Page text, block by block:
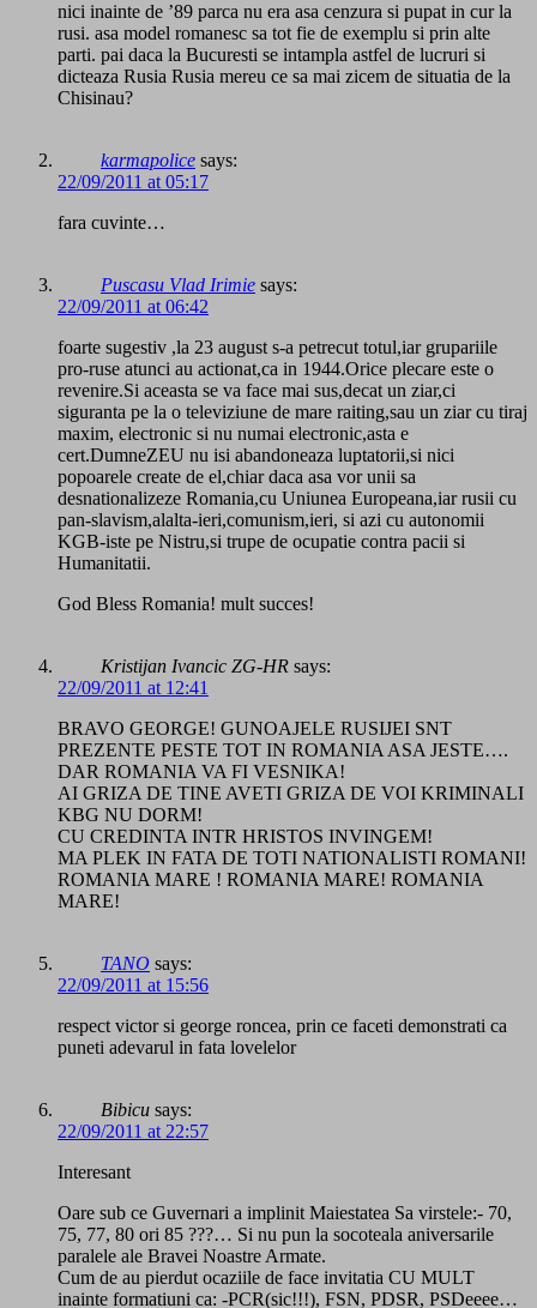
nici inainte de ’89 parca nu era asa cenzura si pupat in cur la
rusi. asa model romanesc sa tot fie de exemplu si prin alte
parti. pai daca la Bucuresti se intampla astfel de lucruri si
dicteaza Rusia Rusia mereu ce sa mai zicem de situatia de la
Chisinau?
karmapolice says:
22/09/2011 at 05:17
fara cuvinte…
Puscasu Vlad Irimie says:
22/09/2011 at 06:42
foarte sugestiv ,la 23 august s-a petrecut totul,iar grupariile
pro-ruse atunci au actionat,ca in 1944.Orice plecare este o
revenire.Si aceasta se va face mai sus,decat un ziar,ci
siguranta pe la o televiziune de mare raiting,sau un ziar cu tiraj
maxim, electronic si nu numai electronic,asta e
cert.DumneZEU nu isi abandoneaza luptatorii,si nici
popoarele create de el,chiar daca asa vor unii sa
desnationalizeze Romania,cu Uniunea Europeana,iar rusii cu
pan-slavism,alalta-ieri,comunism,ieri, si azi cu autonomii
KGB-iste pe Nistru,si trupe de ocupatie contra pacii si
Humanitatii.
God Bless Romania! mult succes!
Kristijan Ivancic ZG-HR says:
22/09/2011 at 12:41
BRAVO GEORGE! GUNOAJELE RUSIJEI SNT
PREZENTE PESTE TOT IN ROMANIA ASA JESTE….
DAR ROMANIA VA FI VESNIKA!
AI GRIZA DE TINE AVETI GRIZA DE VOI KRIMINALI
KBG NU DORM!
CU CREDINTA INTR HRISTOS INVINGEM!
MA PLEK IN FATA DE TOTI NATIONALISTI ROMANI!
ROMANIA MARE ! ROMANIA MARE! ROMANIA
MARE!
TANO says:
22/09/2011 at 15:56
respect victor si george roncea, prin ce faceti demonstrati ca
puneti adevarul in fata lovelelor
Bibicu says:
22/09/2011 at 22:57
Interesant
Oare sub ce Guvernari a implinit Maiestatea Sa virstele:- 70,
75, 77, 80 ori 85 ???… Si nu pun la socoteala aniversarile
paralele ale Bravei Noastre Armate.
Cum de au pierdut ocaziile de face invitatia CU MULT
inainte formatiuni ca: -PCR(sic!!!), FSN, PDSR, PSDeeee…